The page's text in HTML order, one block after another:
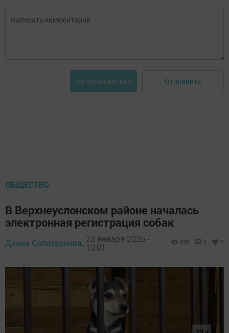
Авторизоваться Отправить
ОБЩЕСТВО
В Верхнеуслонском районе началась
электронная регистрация собак
Диана Салихзанова, 23 января 2025 -
10:01
838 0 0